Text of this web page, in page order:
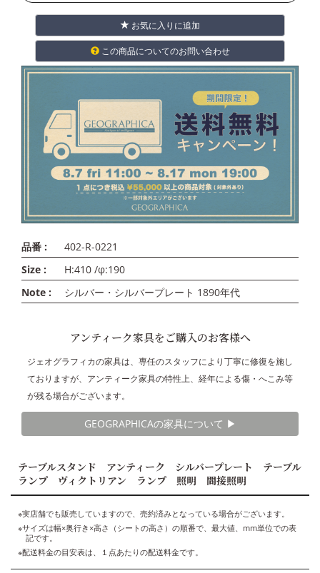
お気に入りに追加
この商品についてのお問い合わせ
品番 :
402-R-0221
Size :
H:410 /φ:190
Note :
シルバー・シルバープレート 1890年代
アンティーク家具をご購入のお客様へ
ジェオグラフィカの家具は、専任のスタッフにより丁寧に修復を施し
ておりますが、アンティーク家具の特性上、経年による傷・へこみ等
が残る場合がございます。
GEOGRAPHICAの家具について ▶︎
テーブルスタンド アンティーク シルバープレート テーブル
ランプ ヴィクトリアン ランプ 照明 間接照明
※実店舗でも販売していますので、売約済みとなっている場合がございます。
※サイズは幅×奥行き×高さ（シートの高さ）の順番で、最大値、mm単位での表
記です。
※配送料金の目安表は、１点あたりの配送料金です。